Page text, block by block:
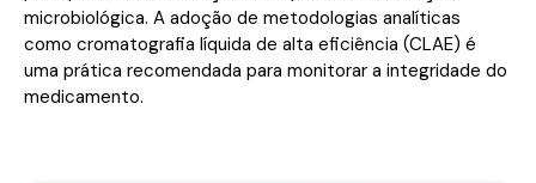
microbiológica. A adoção de metodologias analíticas
como cromatografia líquida de alta eficiência (CLAE) é
uma prática recomendada para monitorar a integridade do
medicamento.